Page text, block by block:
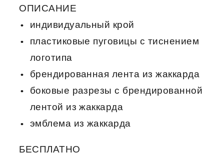
ОПИСАНИЕ
индивидуальный крой
пластиковые пуговицы с тиснением
логотипа
брендированная лента из жаккарда
боковые разрезы с брендированной
лентой из жаккарда
эмблема из жаккарда
БЕСПЛАТНО